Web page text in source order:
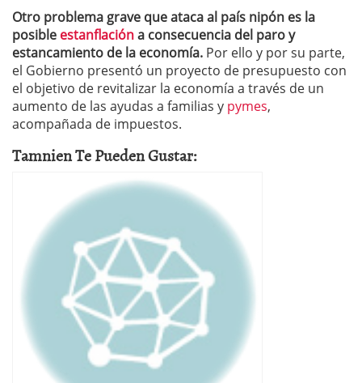
Otro problema grave que ataca al país nipón es la
posible estanflacióna consecuencia del paro y
estancamiento de la economía. Por ello y por su parte,
el Gobierno presentó un proyecto de presupuesto con
el objetivo de revitalizar la economía a través de un
aumento de las ayudas a familias y pymes,
acompañada de impuestos.
Tamnien Te Pueden Gustar: